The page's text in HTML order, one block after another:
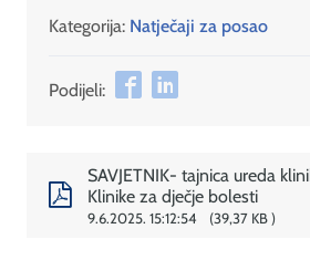
Kategorija: Natječaji za posao
Podijeli:
SAVJETNIK- tajnica ureda
Klinike za dječje bolesti
9.6.2025. 15:12:54 39,37 KB